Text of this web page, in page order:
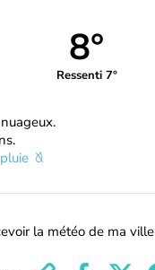
8°
Ressenti 7°
la météo de ma ville